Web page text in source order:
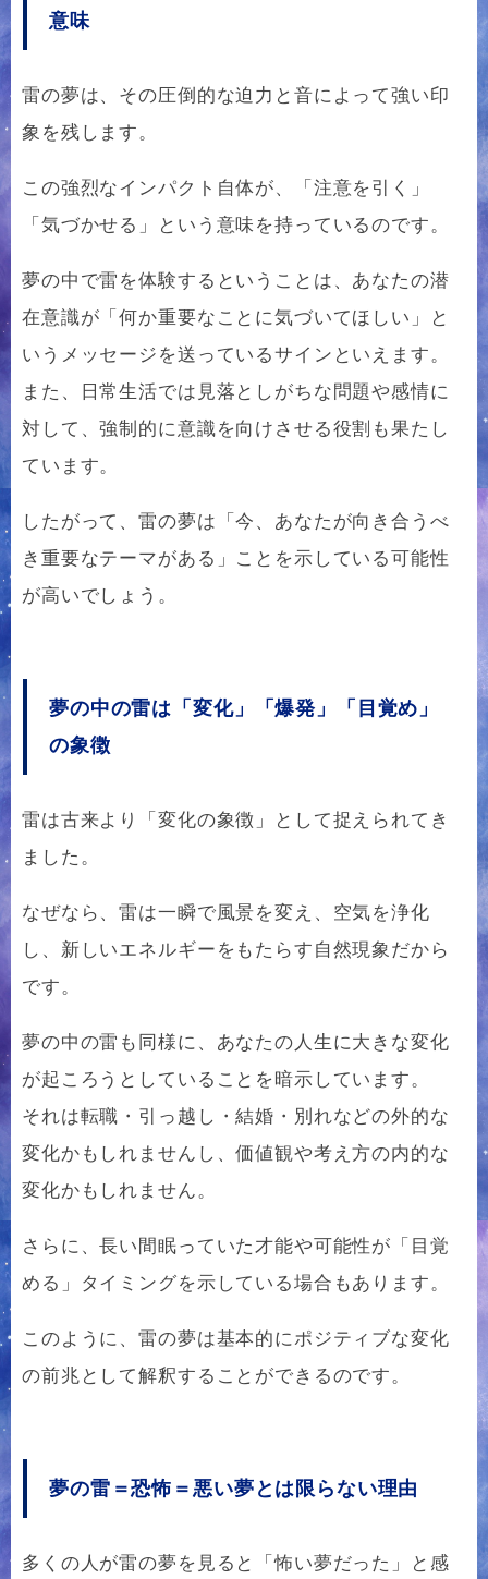
意味
雷の夢は、その圧倒的な迫力と音によって強い印
象を残します。
この強烈なインパクト自体が、「注意を引く」
「気づかせる」という意味を持っているのです。
夢の中で雷を体験するということは、あなたの潜
在意識が「何か重要なことに気づいてほしい」と
いうメッセージを送っているサインといえます。
また、日常生活では見落としがちな問題や感情に
対して、強制的に意識を向けさせる役割も果たし
ています。
したがって、雷の夢は「今、あなたが向き合うべ
き重要なテーマがある」ことを示している可能性
が高いでしょう。
夢の中の雷は「変化」「爆発」「目覚め」
の象徴
雷は古来より「変化の象徴」として捉えられてき
ました。
なぜなら、雷は一瞬で風景を変え、空気を浄化
し、新しいエネルギーをもたらす自然現象だから
です。
夢の中の雷も同様に、あなたの人生に大きな変化
が起ころうとしていることを暗示しています。
それは転職・引っ越し・結婚・別れなどの外的な
変化かもしれませんし、価値観や考え方の内的な
変化かもしれません。
さらに、長い間眠っていた才能や可能性が「目覚
める」タイミングを示している場合もあります。
このように、雷の夢は基本的にポジティブな変化
の前兆として解釈することができるのです。
夢の雷＝恐怖＝悪い夢とは限らない理由
多くの人が雷の夢を見ると「怖い夢だった」と感